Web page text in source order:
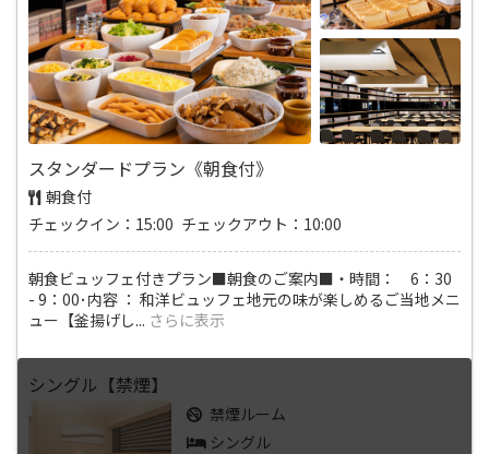
スタンダードプラン《朝食付》
朝食付
チェックイン：15:00 チェックアウト：10:00
朝食ビュッフェ付きプラン■朝食のご案内■・時間： 6：30
- 9：00･内容 ： 和洋ビュッフェ地元の味が楽しめるご当地メニ
ュー【釜揚げし... さらに表示
シングル【禁煙】
禁煙ルーム
シングル